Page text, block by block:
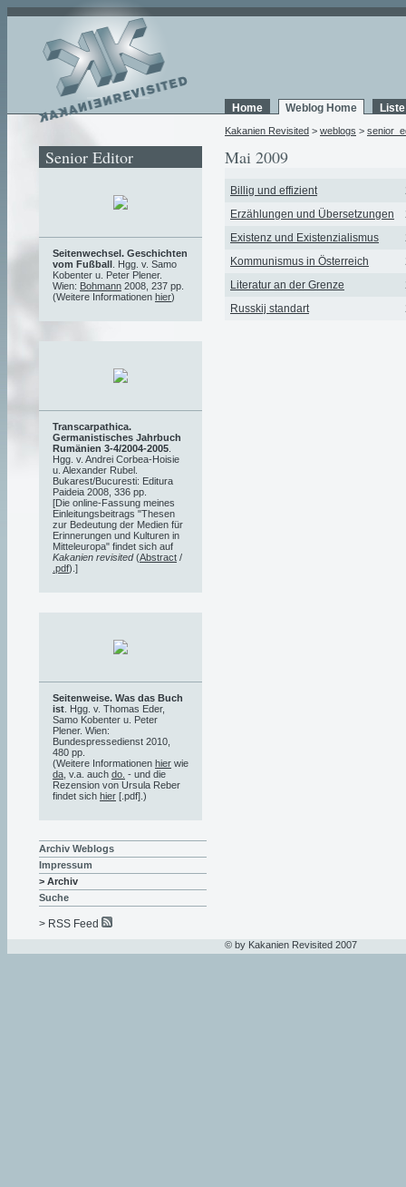
Home Weblog Home
Kakanien Revisited > weblogs >
Mai 2009
Billig und effizient
Erzählungen und Übersetzungen
Existenz und Existenzialismus
Kommunismus in Österreich
Literatur an der Grenze
Russkij standart
Senior Editor
Seitenwechsel. Geschichten
vom Fußball . Hgg. v. Samo
Kobenter u. Peter Plener.
Wien: Bohmann 2008, 237 pp.
(Weitere Informationen hier)
Transcarpathica.
Germanistisches Jahrbuch
Rumänien 3-4/2004-2005
Hgg. v. Andrei Corbea-Hoisie
u. Alexander Rubel.
Bukarest/Bucuresti: Editura
Paideia 2008, 336 pp.
[Die online-Fassung meines
Einleitungsbeitrags "Thesen
zur Bedeutung der Medien für
Erinnerungen und Kulturen in
Mitteleuropa" findet sich auf
Kakanien revisited(Abstract /
.pdf).]
Seitenweise. Was das Buch
ist . Hgg. v. Thomas Eder,
Samo Kobenter u. Peter
Plener. Wien:
Bundespressedienst 2010,
480 pp.
(Weitere Informationen hier wie
da , v.a. auch do. - und die
Rezension von Ursula Reber
findet sich hier [.pdf].)
Archiv Weblogs
Impressum
> Archiv
Suche
> RSS Feed
© by Kakanien Revisited 2007